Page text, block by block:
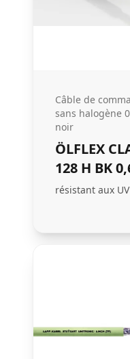
Câble de
sans halogène
noir
ÖLFLEX
128 H BK
résistant aux UV